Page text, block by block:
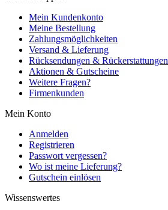
Mein Kundenkonto
Meine Bestellung
Zahlungsmöglichkeiten
Versand & Lieferung
Rücksendungen & Rückerstattungen
Aktionen & Gutscheine
Weitere Fragen?
Firmenkunden
Mein Konto
Anmelden
Registrieren
Passwort vergessen?
Wo ist meine Lieferung?
Gutschein einlösen
Wissenswertes